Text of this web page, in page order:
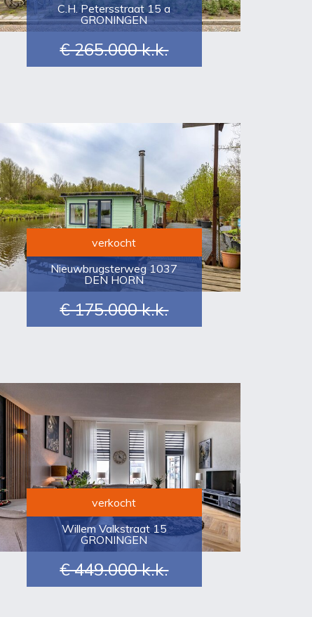
C.H. Petersstraat 15 a
GRONINGEN
€ 265.000k.k.
verkocht
Nieuwbrugsterweg 1037
DEN HORN
€ 175.000k.k.
verkocht
Willem Valkstraat 15
GRONINGEN
€ 449.000k.k.